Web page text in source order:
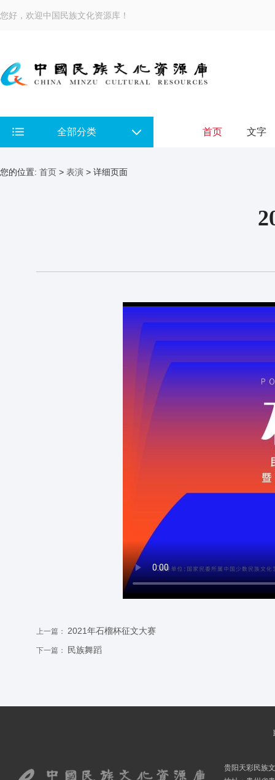
您好，欢迎中国民族文化资源库！
全部分类 首页 文字
您的位置: 首页 > 表演 > 详细页面
上一篇： 2021年石榴杯征文大赛
下一篇： 民族舞蹈
贵阳天彩民族